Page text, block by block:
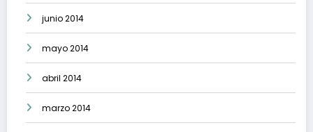
junio 2014
mayo 2014
abril 2014
marzo 2014